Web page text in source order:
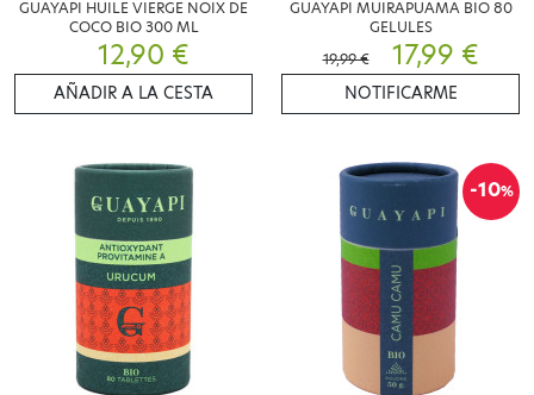
GUAYAPI HUILE VIERGE NOIX DE
COCO BIO 300 ML
12,90 €
AÑADIR A LA CESTA
GUAYAPI MUIRAPUAMA BIO 80
GELULES
19,99 €
17,99 €
NOTIFICARME
-10%